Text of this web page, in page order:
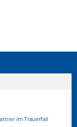
im Trauerfall